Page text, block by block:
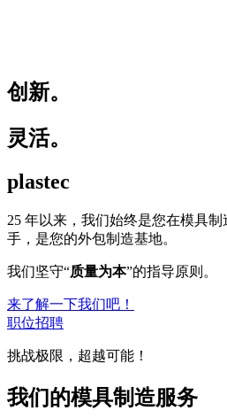
创新。
灵活。
plastec
25 年以来，我们始终是您在模具
手，是您的外包制造基地。
我们坚守“质量为本”的指导原则。
来了解一下我们吧！
职位招聘
挑战极限，超越可能！
我们的模具制造服务